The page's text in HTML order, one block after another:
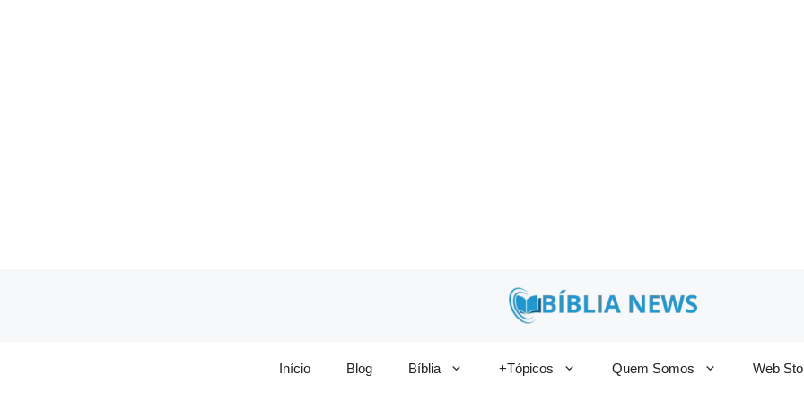
Início Blog Bíblia +Tópicos Quem Somos Web